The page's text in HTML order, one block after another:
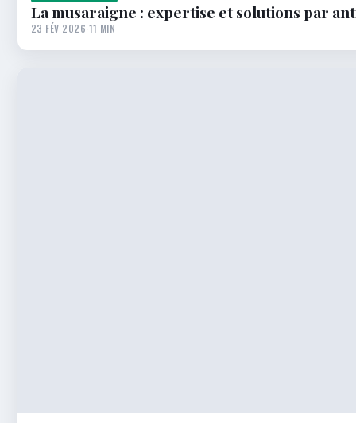
La musaraigne : expertise et solutions par
23 FÉV 2026·11 MIN